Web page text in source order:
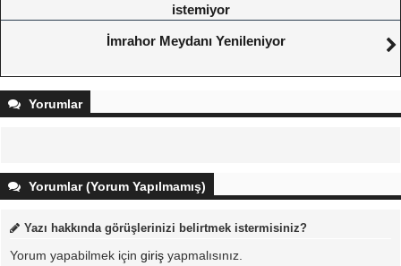
istemiyor
İmrahor Meydanı Yenileniyor
Yorumlar
Yorumlar (Yorum Yapılmamış)
Yazı hakkında görüşlerinizi belirtmek istermisiniz?
Yorum yapabilmek için giriş yapmalısınız.